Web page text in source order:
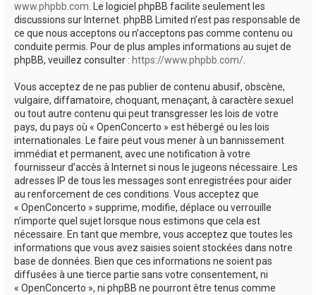
www.phpbb.com. Le logiciel phpBB facilite seulement les
discussions sur Internet. phpBB Limited n’est pas responsable de
ce que nous acceptons ou n’acceptons pas comme contenu ou
conduite permis. Pour de plus amples informations au sujet de
phpBB, veuillez consulter : https://www.phpbb.com/.
Vous acceptez de ne pas publier de contenu abusif, obscène,
vulgaire, diffamatoire, choquant, menaçant, à caractère sexuel
ou tout autre contenu qui peut transgresser les lois de votre
pays, du pays où « OpenConcerto » est hébergé ou les lois
internationales. Le faire peut vous mener à un bannissement
immédiat et permanent, avec une notification à votre
fournisseur d’accès à Internet si nous le jugeons nécessaire. Les
adresses IP de tous les messages sont enregistrées pour aider
au renforcement de ces conditions. Vous acceptez que
« OpenConcerto » supprime, modifie, déplace ou verrouille
n’importe quel sujet lorsque nous estimons que cela est
nécessaire. En tant que membre, vous acceptez que toutes les
informations que vous avez saisies soient stockées dans notre
base de données. Bien que ces informations ne soient pas
diffusées à une tierce partie sans votre consentement, ni
« OpenConcerto », ni phpBB ne pourront être tenus comme